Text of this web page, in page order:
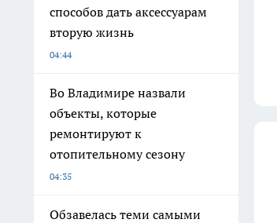
способов дать аксессуарам
вторую жизнь
04:44
Во Владимире назвали
объекты, которые
ремонтируют к
отопительному сезону
04:35
Обзавелась теми самыми